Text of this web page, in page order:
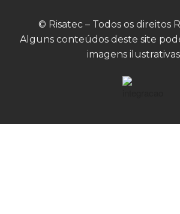
© Risatec – Todos os direitos
Alguns conteúdos deste site
imagens